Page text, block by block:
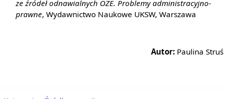
ze źródeł odnawialnych OZE. Problemy administracyjno-
prawne, Wydawnictwo Naukowe UKSW, Warszawa
Autor: Paulina Struś